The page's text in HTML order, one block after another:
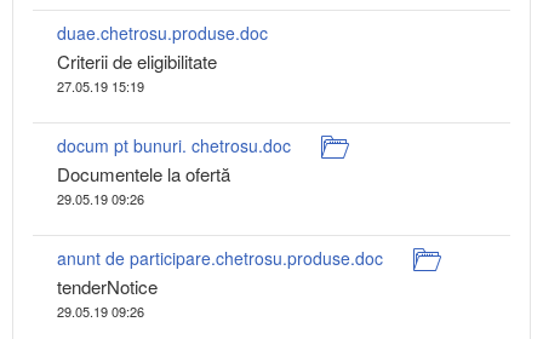
duae.chetrosu.produse.doc
Criterii de eligibilitate
27.05.19 15:19
docum pt bunuri. chetrosu.doc
Documentele la ofertă
29.05.19 09:26
anunt de participare.chetrosu.produse.doc
tenderNotice
29.05.19 09:26